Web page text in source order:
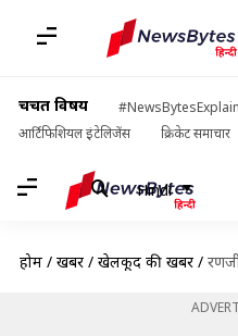
चर्चित विषय
आर्टिफिशियल इंटेलिजेंस
क्रिकेट समाचार
Hindi
होम / खबरें / खेलकूद की खबरें / रणजी